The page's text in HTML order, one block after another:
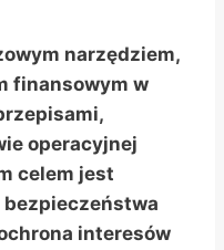
narzędziem,
finansowym w
operacyjnej
celem jest
interesów